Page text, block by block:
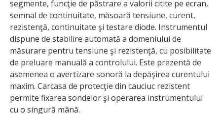
segmente, funcţie de păstrare a valorii citite pe ecran,
semnal de continuitate, măsoară tensiune, curent,
rezistenţă, continuitate şi testare diode. Instrumentul
dispune de stabilire automată a domeniului de
măsurare pentru tensiune şi rezistenţă, cu posibilitate
de preluare manuală a controlului. Este prezentă de
asemenea o avertizare sonoră la depăşirea curentului
maxim. Carcasa de protecţie din cauciuc rezistent
permite fixarea sondelor şi operarea instrumentului
cu o singură mână.